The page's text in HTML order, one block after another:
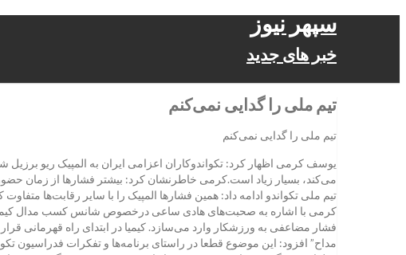
سپهر نیوز
خبر های جدید
تیم ملی را گدایی نمی‌کنم
تیم ملی را گدایی نمی‌کنم
یوسف کرمی اظهار کرد: تکواندوکاران اعزامی ایران به المپیک ریو
می‌کند، بسیار زیاد است.کرمی خاطرنشان کرد: بیشتر فشارها از زمان
تیم ملی تکواندو ادامه داد: همین فشارها المپیک را با سایر رقابت‌ها
کرمی با اشاره به صحبت‌های هادی ساعی درخصوص شانس کسب مدال کیمیا
فشار مضاعفی به ورزشکار وارد می‌سازد. کیمیا در ابتدای راه قهرمانی
مداح” افزود: این موضوع قطعا در راستای برنامه‌ها و تفکرات فدراسیون